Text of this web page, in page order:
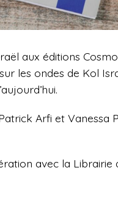
aux éditions
les ondes de Kol
Arfi et Vanessa
avec la Librairie